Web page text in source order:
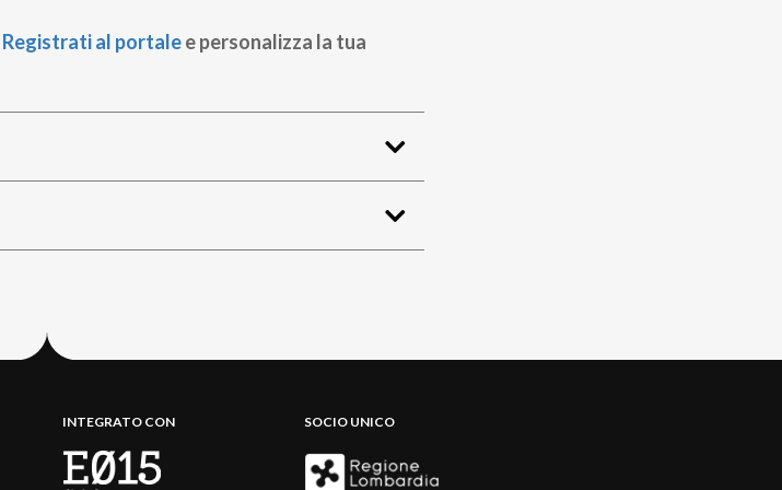
Registrati al portalee personalizza la tua
INTEGRATO CON SOCIO UNICO